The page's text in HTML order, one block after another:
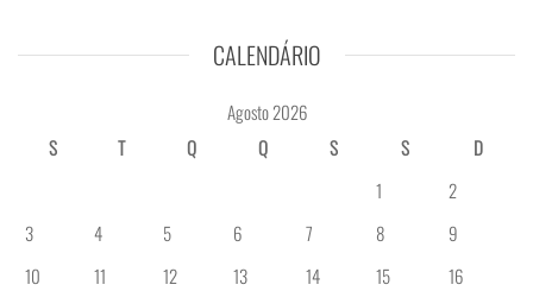
CALENDÁRIO
Agosto 2026
S
T Q Q S S
D
1
2
3
4 5 6 7 8
9
10
11 12 13 14 15
16